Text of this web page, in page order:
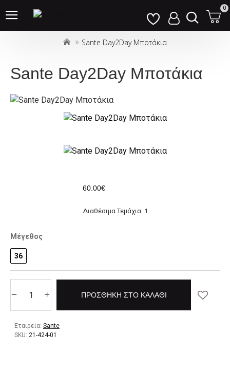
Αυτός
ο
ένα
σύστημα
προσβασιμότητας.
0
Sante Day2Day Μποτάκια
Sante Day2Day Μποτάκια
Εταιρεία: Sante
SKU: 21-424-01
60.00€
Διαθέσιμα Τεμάχια: 1
Μέγεθος
36
ΠΡΟΣΘΉΚΗ ΣΤΟ ΚΑΛΆΘΙ